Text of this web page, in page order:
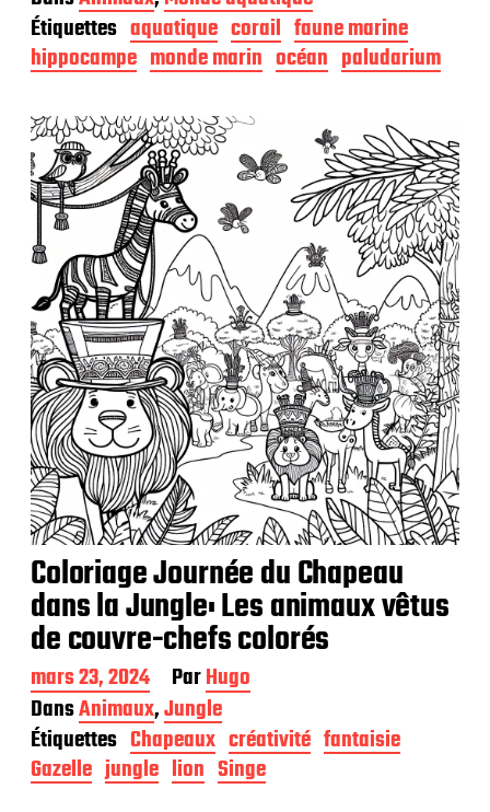
t
e
d
e
u
b
l
i
c
a
t
i
o
n
Étiquettes aquatique corail faune marine
hippocampe monde marin océan paludarium
Coloriage Journée du Chapeau
dans la Jungle: Les animaux vêtus
de couvre-chefs colorés
D
a
t
e
d
e
mars 23, 2024 ParHugo
DansAnimaux,Jungle
Étiquettes Chapeaux créativité fantaisie
Gazelle jungle lion Singe